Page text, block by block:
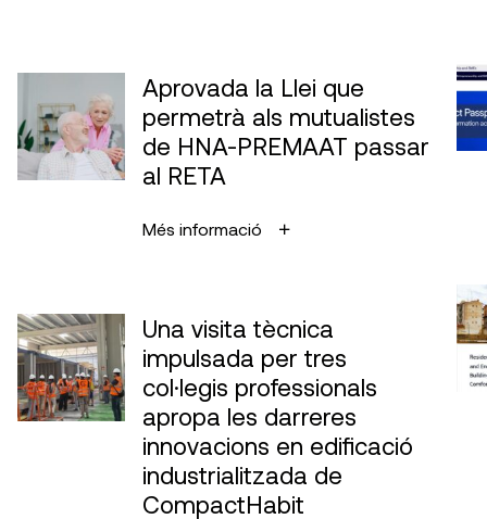
Aprovada la Llei que
permetrà als mutualistes
de HNA-PREMAAT passar
al RETA
Més informació
Una visita tècnica
impulsada per tres
col·legis professionals
apropa les darreres
innovacions en edificació
industrialitzada de
CompactHabit